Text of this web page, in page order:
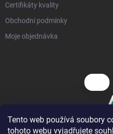
Tento web používá soubory
tohoto webu vyjadřujete
Certifikáty kvality
Obchodní podmínky
Moje objednávka